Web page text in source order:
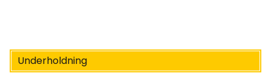
Underholdning